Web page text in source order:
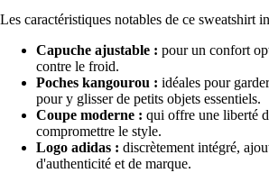
Les caractéristiques notables de ce sweatshirt
Capuche ajustable : pour un confort
contre le froid.
Poches kangourou : idéales pour
pour y glisser de petits objets essentiels.
Coupe moderne : qui offre une liberté
compromettre le style.
Logo adidas : discrètement intégré,
d'authenticité et de marque.